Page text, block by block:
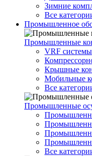
Зимние
Все
Промышленное
Промышленные
VRF системы
Крышные
Мобильные
Все
Промышленные
Все